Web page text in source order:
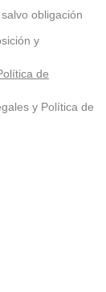
obligación
y
de
y Política de